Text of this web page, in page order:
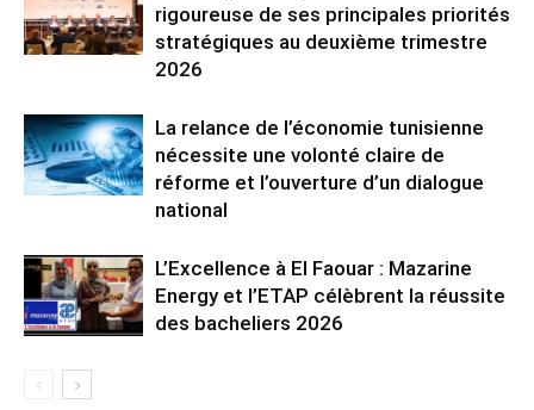
rigoureuse de ses principales priorités
stratégiques au deuxième trimestre
2026
La relance de l’économie tunisienne
nécessite une volonté claire de
réforme et l’ouverture d’un dialogue
national
L’Excellence à El Faouar : Mazarine
Energy et l’ETAP célèbrent la réussite
des bacheliers 2026